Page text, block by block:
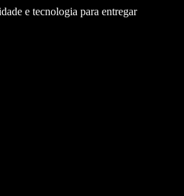
e tecnologia para entregar